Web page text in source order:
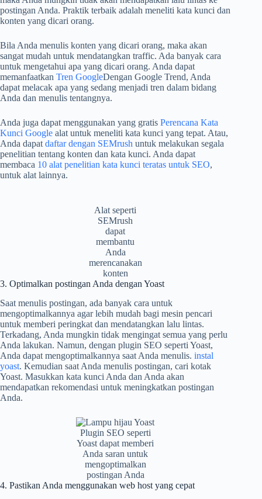
postingan Anda. Praktik terbaik adalah meneliti kata kunci dan
konten yang dicari orang.
Bila Anda menulis konten yang dicari orang, maka akan
sangat mudah untuk mendatangkan traffic. Ada banyak cara
untuk mengetahui apa yang dicari orang. Anda dapat
memanfaatkan Tren GoogleDengan Google Trend, Anda
dapat melacak apa yang sedang menjadi tren dalam bidang
Anda dan menulis tentangnya.
Anda juga dapat menggunakan yang gratis Perencana Kata
Kunci Google alat untuk meneliti kata kunci yang tepat. Atau,
Anda dapatdaftar dengan SEMrush untuk melakukan segala
penelitian tentang konten dan kata kunci. Anda dapat
membaca 10 alat penelitian kata kunci teratas untuk SEO,
untuk alat lainnya.
Alat seperti
SEMrush
dapat
membantu
Anda
merencanakan
konten
3. Optimalkan postingan Anda dengan Yoast
Saat menulis postingan, ada banyak cara untuk
mengoptimalkannya agar lebih mudah bagi mesin pencari
untuk memberi peringkat dan mendatangkan lalu lintas.
Terkadang, Anda mungkin tidak mengingat semua yang perlu
Anda lakukan. Namun, dengan plugin SEO seperti Yoast,
Anda dapat mengoptimalkannya saat Anda menulis. instal
yoast. Kemudian saat Anda menulis postingan, cari kotak
Yoast. Masukkan kata kunci Anda dan Anda akan
mendapatkan rekomendasi untuk meningkatkan postingan
Anda.
Plugin SEO seperti
Yoast dapat memberi
Anda saran untuk
mengoptimalkan
postingan Anda
4. Pastikan Anda menggunakan web host yang cepat